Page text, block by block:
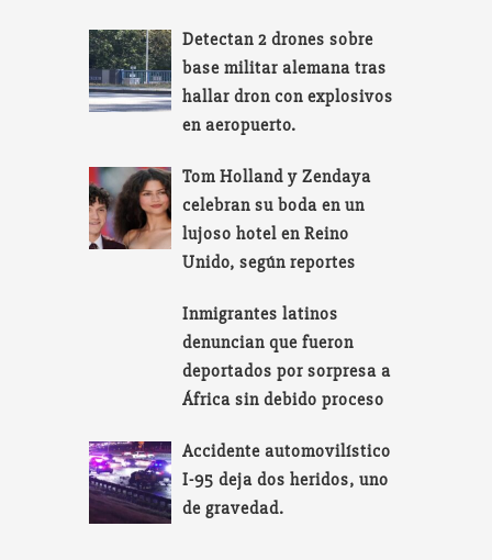
Detectan 2 drones sobre
base militar alemana tras
hallar dron con explosivos
en aeropuerto.
Tom Holland y Zendaya
celebran su boda en un
lujoso hotel en Reino
Unido, según reportes
Inmigrantes latinos
denuncian que fueron
deportados por sorpresa a
África sin debido proceso
Accidente automovilístico
I-95 deja dos heridos, uno
de gravedad.